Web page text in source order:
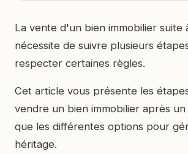
La vente d'un bien immobilier suite
nécessite de suivre plusieurs
respecter certaines règles.
Cet article vous présente les
vendre un bien immobilier après un
que les différentes options pour
héritage.